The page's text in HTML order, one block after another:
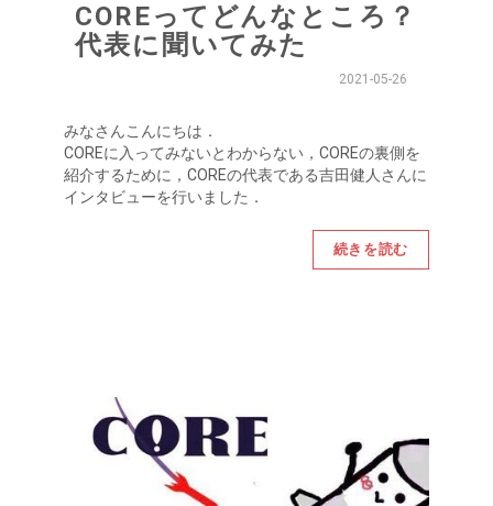
COREってどんなところ？
代表に聞いてみた
2021-05-26
みなさんこんにちは．
COREに入ってみないとわからない，COREの裏側を
紹介するために，COREの代表である吉田健人さんに
インタビューを行いました．
続きを読む